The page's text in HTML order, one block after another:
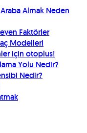
Almak Neden
Faktörler
Modelleri
için otoplus!
Yolu Nedir?
Nedir?